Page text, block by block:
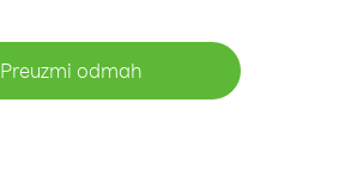
Preuzmi odmah